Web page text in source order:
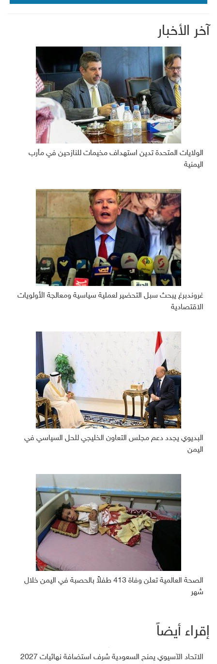
آخر الأخبار
الولايات المتحدة تدين استهداف مخيمات للنازحين في مأرب
اليمنية
غروندبرغ يبحث سبل التحضير لعملية سياسية ومعالجة الأولويات
الاقتصادية
البديوي يجدد دعم مجلس التعاون الخليجي للحل السياسي في
اليمن
الصحة العالمية تعلن وفاة 413 طفلاً بالحصبة في اليمن خلال
شهر
إقراء أيضاً
الاتحاد الآسيوي يمنح السعودية شرف استضافة نهائيات 2027